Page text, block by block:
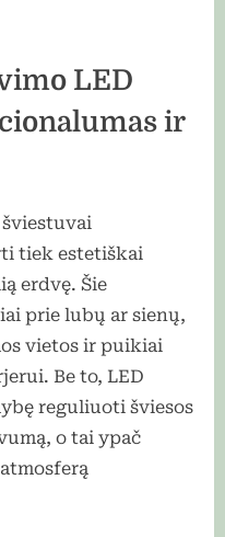
LED
ir
tiek estetiškai
erdvę. Šie
prie lubų ar sienų,
vietos ir puikiai
Be to, LED
reguliuoti šviesos
o tai ypač